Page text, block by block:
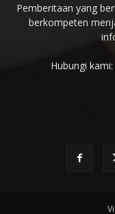
Pemberitaan yang
berkompeten
Hubungi kami: